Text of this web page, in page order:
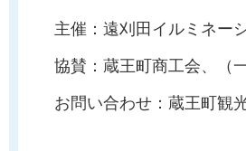
主催：遠刈田イルミネー
協賛：蔵王町商工会、（
お問い合わせ：蔵王町